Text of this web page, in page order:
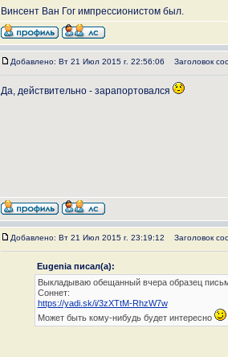
Винсент Ван Гог импрессионистом был.
Добавлено: Вт 21 Июл 2015 г. 22:56:06 Заголовок
Да, действительно - зарапортовался
Добавлено: Вт 21 Июл 2015 г. 23:19:12 Заголовок
Eugenia писал(а):
Выкладываю обещанный вчера образец
Соннет:
https://yadi.sk/i/3zXTtM-RhzW7w
Может быть кому-нибудь будет интересно